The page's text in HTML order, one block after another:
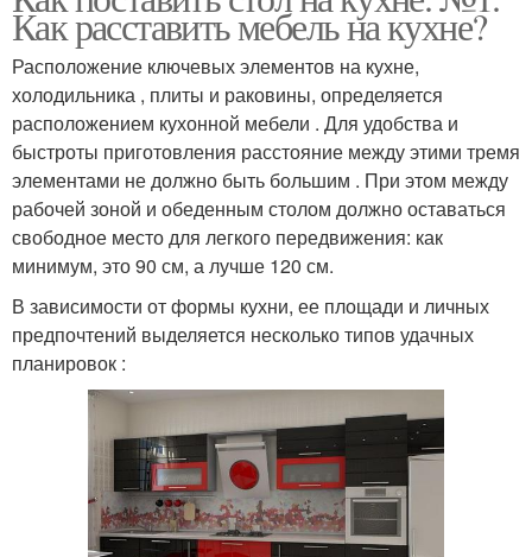
Как расставить мебель на кухне?
Расположение ключевых элементов на кухне,
холодильника , плиты и раковины, определяется
расположением кухонной мебели . Для удобства и
быстроты приготовления расстояние между этими тремя
элементами не должно быть большим . При этом между
рабочей зоной и обеденным столом должно оставаться
свободное место для легкого передвижения: как
минимум, это 90 см, а лучше 120 см.
В зависимости от формы кухни, ее площади и личных
предпочтений выделяется несколько типов удачных
планировок :